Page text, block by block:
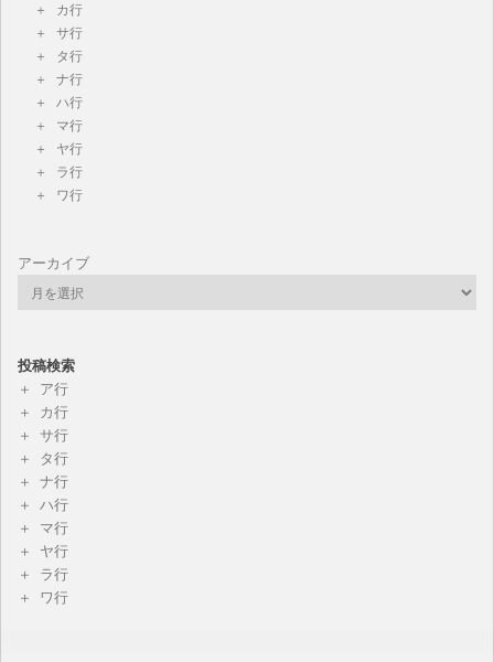
カ行
サ行
タ行
ナ行
ハ行
マ行
ヤ行
ラ行
ワ行
アーカイブ
投稿検索
ア行
カ行
サ行
タ行
ナ行
ハ行
マ行
ヤ行
ラ行
ワ行